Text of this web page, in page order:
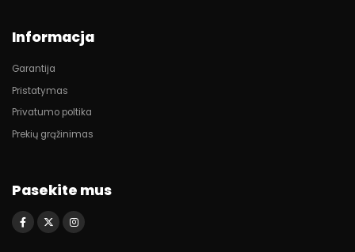
Informacja
Garantija
Pristatymas
Privatumo poltika
Prekių grąžinimas
Pasekite mus